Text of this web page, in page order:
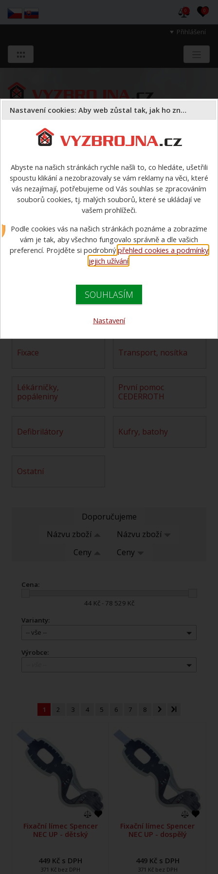
Přihlášení
0 0
a majetek druhých.
První pomoc
První pomoc
Univerzální evakuační
nosítka Spencer Total
14 041 Kč bez DPH
16 990 Kč s DPH
fixace transport, nosítka
lékárničky,
popáleniny
první pomoc
CEDERROTH
defibrilátory kufry, batohy
ostatní
Doporučujeme
Názvu zboží
Názvu zboží
Ceny
Ceny
Cena:
44 Kč - 78 529 Kč
Varianty:
-- vše --
Výrobce:
1 2 3 4 5 6 7 8
Fixační límec Spencer
NEC UP - dětský
449 Kč s DPH
371 Kč bez DPH
Fixační límec Spencer
NEC UP - dospělý
449 Kč s DPH
371 Kč bez DPH
Nastavení cookies: Aby web zůstal tak, jak ho znáte
Abyste na našich stránkách rychle našli to, co hledáte, ušetřili
spoustu klikání a nezobrazovaly se vám reklamy na věci, které
vás nezajímají, potřebujeme od Vás souhlas se zpracováním
souborů cookies, tj. malých souborů, které se ukládají ve
vašem prohlížeči.
Podle cookies vás na našich stránkách poznáme a zobrazíme
vám je tak, aby všechno fungovalo správně a dle vašich
preferencí. Projděte si podrobnýpřehled cookies a podmínky
jejich užívání.
SOUHLASÍM
Nastavení